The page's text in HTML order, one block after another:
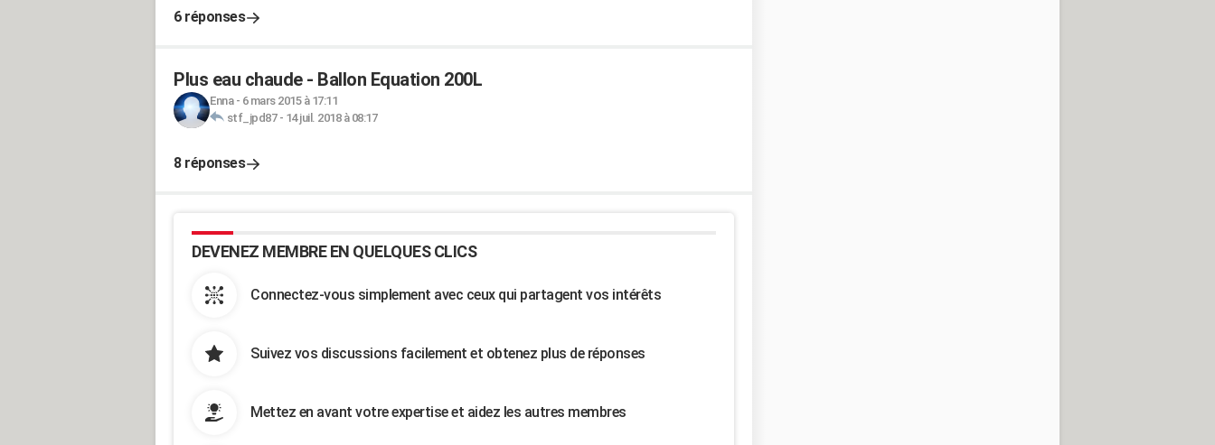
6 réponses
Plus eau chaude - Ballon Equation 200L
Enna- 6 mars 2015 à 17:11
stf_jpd87- 14 juil. 2018 à 08:17
8 réponses
DEVENEZ MEMBRE EN QUELQUES CLICS
Connectez-vous simplement avec ceux qui partagent vos intérêts
Suivez vos discussions facilement et obtenez plus de réponses
Mettez en avant votre expertise et aidez les autres membres